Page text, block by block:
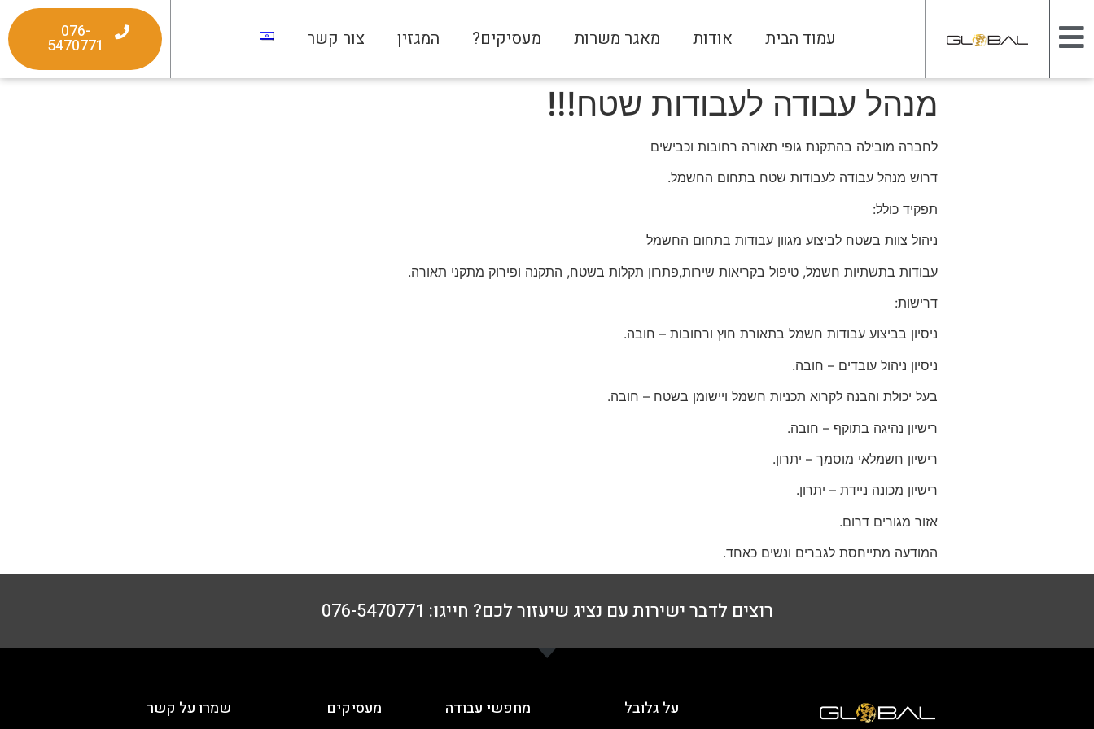
עמוד הבית אודות מאגר משרות מעסיקים? המגזין צור קשר 076-
5470771
מנהל עבודה לעבודות שטח!!!
לחברה מובילה בהתקנת גופי תאורה רחובות וכבישים
דרוש מנהל עבודה לעבודות שטח בתחום החשמל.
תפקיד כולל:
ניהול צוות בשטח לביצוע מגוון עבודות בתחום החשמל
עבודות בתשתיות חשמל, טיפול בקריאות שירות,פתרון תקלות בשטח, התקנה ופירוק מתקני תאורה.
דרישות:
ניסיון בביצוע עבודות חשמל בתאורת חוץ ורחובות – חובה.
ניסיון ניהול עובדים – חובה.
בעל יכולת והבנה לקרוא תכניות חשמל ויישומן בשטח – חובה.
רישיון נהיגה בתוקף – חובה.
רישיון חשמלאי מוסמך – יתרון.
רישיון מכונה ניידת – יתרון.
אזור מגורים דרום.
המודעה מתייחסת לגברים ונשים כאחד.
רוצים לדבר ישירות עם נציג שיעזור לכם? חייגו: 076-5470771
על גלובל מחפשי עבודה מעסיקים שמרו על קשר